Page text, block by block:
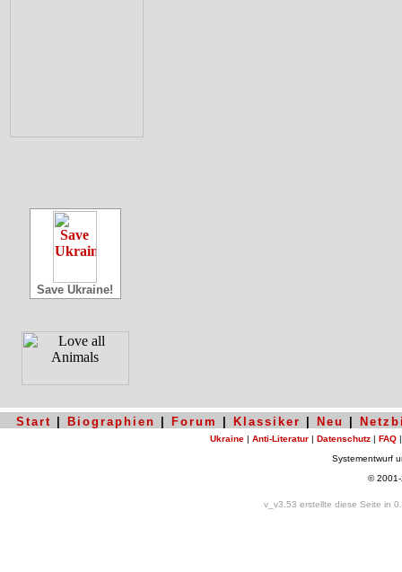
Save Ukraine!
Start Biographien Forum Klassiker Neu
Ukraine | Anti-Literatur | Datenschutz | FAQ
Systementwurf
©
v_v3.53 erstellte diese Seite in